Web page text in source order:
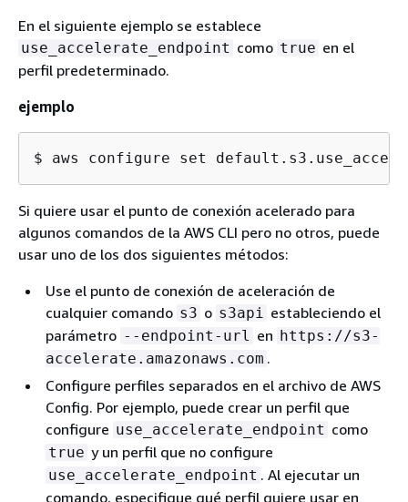
En el siguiente ejemplo se establece
use_accelerate_endpoint como true en el
perfil predeterminado.
ejemplo
$ aws configure set
Si quiere usar el punto de conexión acelerado para
algunos comandos de la AWS CLI pero no otros, puede
usar uno de los dos siguientes métodos:
Use el punto de conexión de aceleración de
cualquier comando s3 o s3api estableciendo el
parámetro --endpoint-url en https://s3-
accelerate.amazonaws.com .
Configure perfiles separados en el archivo de AWS
Config. Por ejemplo, puede crear un perfil que
configure use_accelerate_endpoint como
true y un perfil que no configure
use_accelerate_endpoint . Al ejecutar un
comando, especifique qué perfil quiere usar en